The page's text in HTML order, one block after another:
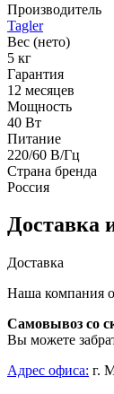
Производитель
Tagler
Вес (нето)
5 кг
Гарантия
12 месяцев
Мощность
40 Вт
Питание
220/60 В/Гц
Страна бренда
Россия
Доставка
Доставка
Наша компания
Самовывоз со
Вы можете
Адрес офиса: г.